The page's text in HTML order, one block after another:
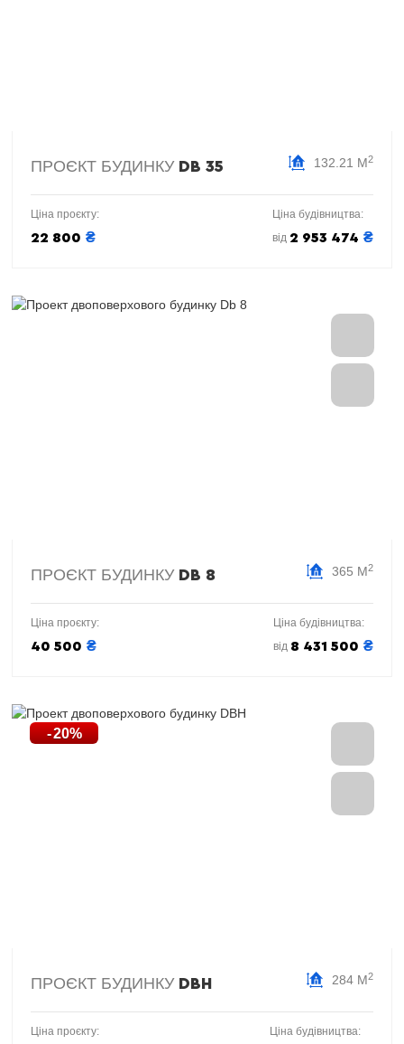
ПРОЄКТ БУДИНКУ DB 35 132.21 М2
Ціна проєкту:
22 800 ₴
Ціна будівництва:
від 2 953 474 ₴
ПРОЄКТ БУДИНКУ DB 8 365 М2
Ціна проєкту:
40 500 ₴
Ціна будівництва:
від 8 431 500 ₴
ПРОЄКТ БУДИНКУ DBH 284 М2
Ціна проєкту:
Ціна будівництва: